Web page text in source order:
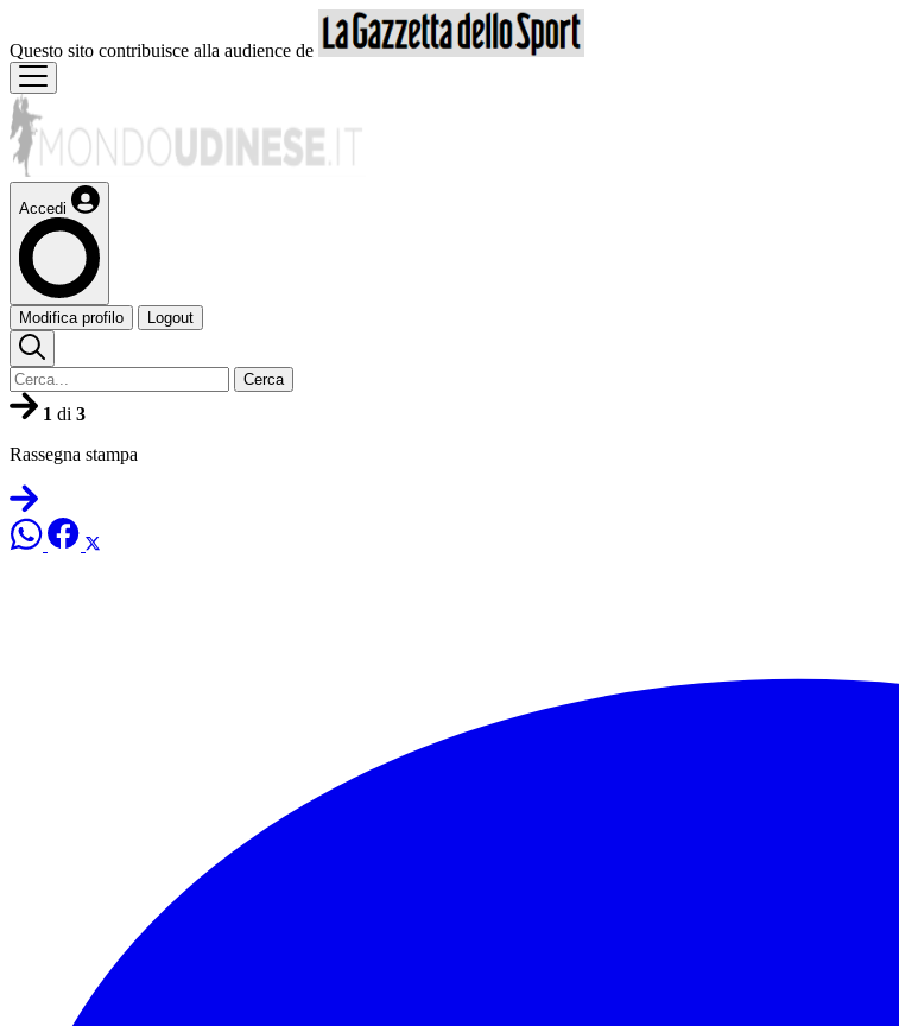
Questo sito contribuisce alla audience de
Accedi
Modifica profilo Logout
Cerca
1 di 3
Rassegna stampa